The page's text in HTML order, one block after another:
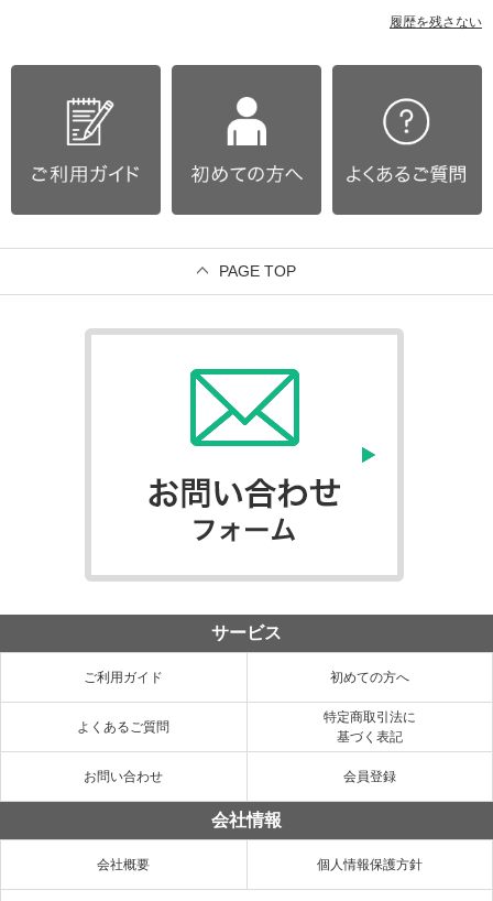
履歴を残さない
PAGE TOP
サービス
ご利用ガイド 初めての方へ
よくあるご質問
特定商取引法に
基づく表記
お問い合わせ 会員登録
会社情報
会社概要 個人情報保護方針